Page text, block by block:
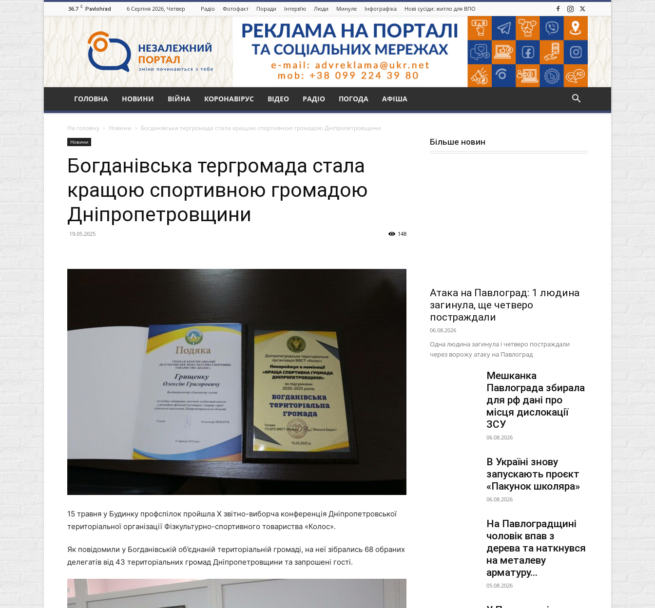
36.7 C Pavlohrad 6 Серпня 2026, Четвер Радіо Фотофакт Поради Інтерв’ю Люди Минуле Інфографіка Нові сусіди: житло для ВПО
Незалежний
портал
Павлоград.dp.ua
ГОЛОВНА НОВИНИ ВІЙНА КОРОНАВІРУС ВІДЕО РАДІО ПОГОДА АФІША
На головну Новини Богданівська тергромада стала кращою спортивною громадою Дніпропетровщини
Новини
Богданівська тергромада стала
кращою спортивною громадою
Дніпропетровщини
19.05.2025 148
15 травня у Будинку профспілок пройшла X звітно-виборча конференція Дніпропетровської
територіальної організації Фізкультурно-спортивного товариства «Колос».
Як повідомили у Богданівській об’єднаній територіальній громаді, на неї зібрались 68 обраних
делегатів від 43 територіальних громад Дніпропетровщини та запрошені гості.
Більше новин
Атака на Павлоград: 1 людина
загинула, ще четверо
постраждали
06.08.2026
Одна людина загинула і четверо постраждали
через ворожу атаку на Павлоград
Мешканка
Павлограда збирала
для рф дані про
місця дислокації
ЗСУ
06.08.2026
В Україні знову
запускають проєкт
«Пакунок школяра»
06.08.2026
На Павлоградщині
чоловік впав з
дерева та наткнувся
на металеву
арматуру...
05.08.2026